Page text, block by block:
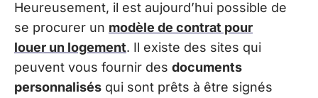
Heureusement, il est aujourd’hui possible de
se procurer un modèle de contrat pour
louer un logement. Il existe des sites qui
peuvent vous fournir des documents
personnalisés qui sont prêts à être signés